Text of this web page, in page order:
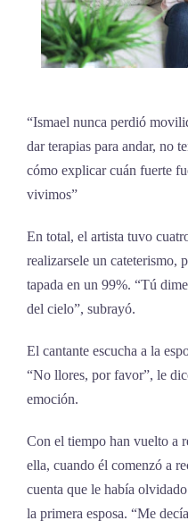
“Ismael nunca perdió
dar terapias para andar, no
cómo explicar cuán fuerte
vivimos”
En total, el artista tuvo
realizarsele un cateterismo,
tapada en un 99%. “Tú
del cielo”, subrayó.
El cantante escucha a la
“No llores, por favor”, le
emoción.
Con el tiempo han vuelto a
ella, cuando él comenzó a
cuenta que le había
la primera esposa. “Me